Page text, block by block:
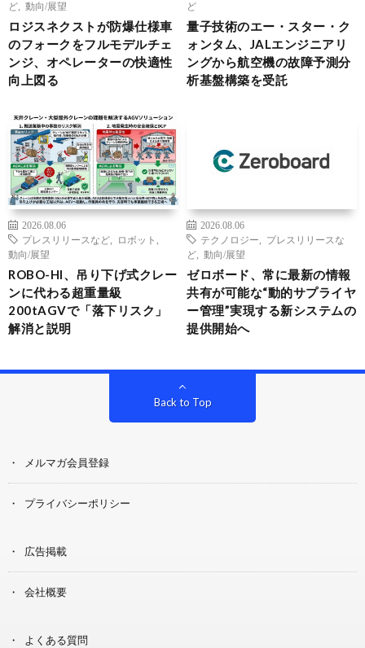
ど
動向/展望
ロジスネクストが防爆仕様車
のフォークをフルモデルチェ
ンジ、オペレーターの快適性
向上図る
ど
量子技術のエー・スター・ク
ォンタム、JALエンジニアリ
ングから航空機の故障予測分
析基盤構築を受託
2026.08.06
プレスリリースなど
ロボット
動向/展望
ROBO-HI、吊り下げ式クレー
ンに代わる超重量級
200tAGVで「落下リスク」
解消と説明
2026.08.06
テクノロジー
プレスリリースな
ど
動向/展望
ゼロボード、常に最新の情報
共有が可能な“動的サプライヤ
ー管理”実現する新システムの
提供開始へ
Back to Top
メルマガ会員登録
プライバシーポリシー
広告掲載
会社概要
よくある質問